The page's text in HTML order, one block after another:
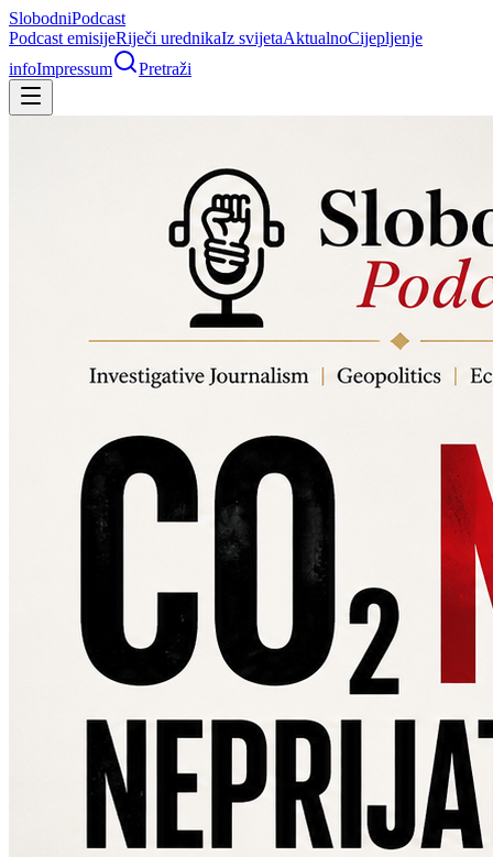
SlobodniPodcast
Podcast emisijeRiječi urednikaIz svijetaAktualnoCijepljenje
infoImpressum Pretraži